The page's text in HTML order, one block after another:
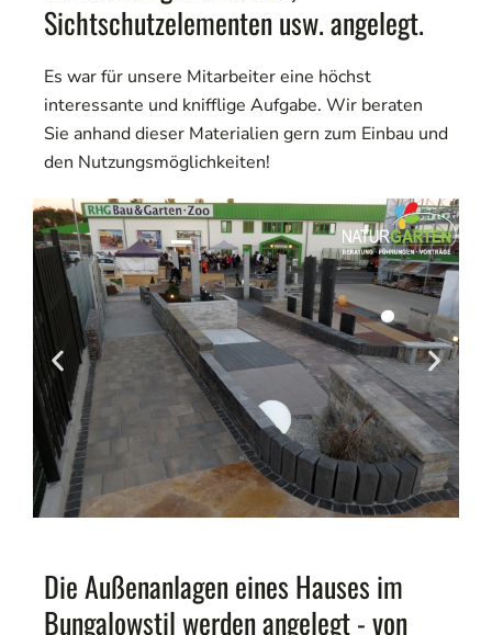
Sichtschutzelementen usw. angelegt.
Es war für unsere Mitarbeiter eine höchst
interessante und knifflige Aufgabe. Wir beraten
Sie anhand dieser Materialien gern zum Einbau und
den Nutzungsmöglichkeiten!
Die Außenanlagen eines Hauses im
Bungalowstil werden angelegt - von